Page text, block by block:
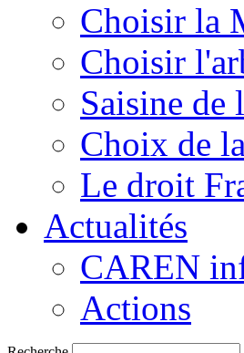
Choisir la
Choisir
Saisine de
Choix de
Le droit
Actualités
CAREN
Actions